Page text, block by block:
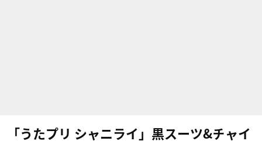
「うたプリ シャニライ」黒スーツ&チャイ